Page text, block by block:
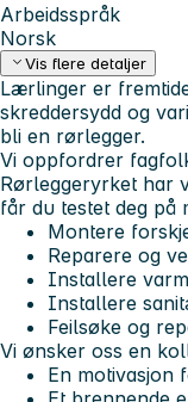
Arbeidsspråk
Norsk
Vis flere detaljer
Lærlinger er
skreddersydd og
bli en rørlegger.
Vi oppfordrer
Rørleggeryrket har
får du testet deg på
Montere
Reparere og
Installere
Installere
Feilsøke og
Vi ønsker oss en
En motivasjon